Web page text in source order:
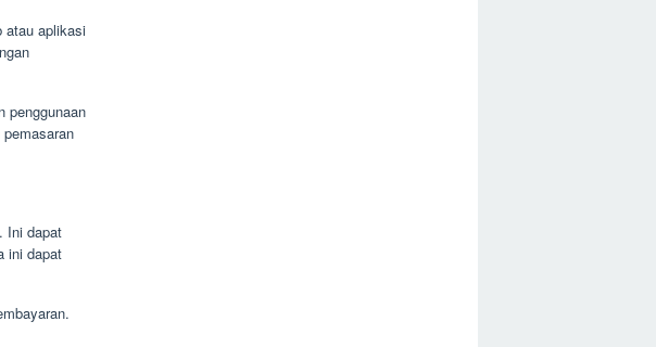
atau aplikasi
penggunaan
Ini dapat
ini dapat